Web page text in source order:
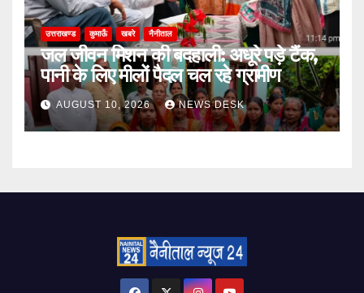
उत्तराखण्ड कुमाऊँ खबरे नैनीताल
जल जीवन मिशन की बदहाली: अधूरे पड़े टैंक,
पानी के लिए मीलों पैदल चल रहे ग्रामीण
AUGUST 10, 2026 NEWS DESK